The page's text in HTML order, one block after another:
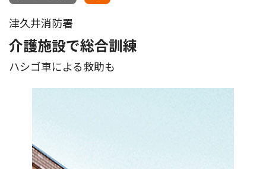
津久井消防署
介護施設で総合訓練
ハシゴ車による救助も